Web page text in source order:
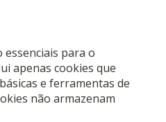
essenciais para o
apenas cookies que
e ferramentas de
não armazenam